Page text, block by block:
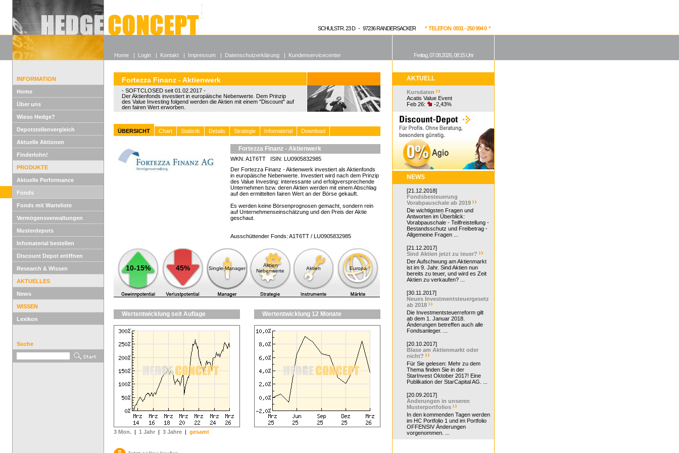
Alle offenen Fonds
Wieso Hedgefonds?
SCHULSTR. 23 D - 97236 RANDERSACKER * TELEFON 0931 - 250 994 0 *
INFORMATION
Home
Über uns
Wieso Hedge?
Depotstellenvergleich
Aktuelle Aktionen
Finderlohn!
PRODUKTE
Aktuelle Performance
Fonds
Fonds mit Warteliste
Vermögensverwaltungen
Musterdepots
Infomaterial bestellen
Discount Depot eröffnen
Research & Wissen
AKTUELLES
News
WISSEN
Lexikon
Suche
Fortezza Finanz - Aktienwerk
- SOFTCLOSED seit 01.02.2017 -
Der Aktienfonds investiert in europäische Nebenwerte. Dem Prinzip
des Value Investing folgend werden die Aktien mit einem "Discount" auf
den fairen Wert erworben.
ÜBERSICHT Chart Statistik Details Strategie Infomaterial Download
Fortezza Finanz - Aktienwerk
WKN: A1T6TT ISIN: LU0905832985
Der Fortezza Finanz - Aktienwerk investiert als Aktienfonds
in europäische Nebenwerte. Investiert wird nach dem Prinzip
des Value Investing: interessante und erfolgversprechende
Unternehmen bzw. deren Aktien werden mit einem Abschlag
auf den ermittelten fairen Wert an der Börse gekauft.
Es werden keine Börsenprognosen gemacht, sondern rein
auf Unternehmenseinschätzung und den Preis der Aktie
geschaut.
Ausschüttender Fonds: A1T6TT / LU0905832985
10-15% 45% Single-Manager
Aktien
Nebenwerte
Aktien Europa
Wertentwicklung seit Auflage
3 Mon. | 1 Jahr | 3 Jahre | gesamt
Wertentwicklung 12 Monate
AKTUELL
Kursdaten
Acatis Value Event
Feb 26:
-2,43%
NEWS
[21.12.2018]
Fondsbesteuerung
Vorabpauschale ab 2019
Die wichtigsten Fragen und
Antworten im Überblick:
Vorabpauschale - Teilfreistellung -
Bestandsschutz und Freibetrag -
Allgemeine Fragen ...
[21.12.2017]
Sind Aktien jetzt zu teuer?
Der Aufschwung am Aktienmarkt
ist im 9. Jahr. Sind Aktien nun
bereits zu teuer, und wird es Zeit
Aktien zu verkaufen? ...
[30.11.2017]
Neues Investmentsteuergesetz
ab 2018
Die Investmentsteuerreform gilt
ab dem 1. Januar 2018.
Änderungen betreffen auch alle
Fondsanleger. ...
[20.10.2017]
Blase am Aktienmarkt oder
nicht?
Für Sie gelesen: Mehr zu dem
Thema finden Sie in der
StarInvest Oktober 2017! Eine
Publikation der StarCapital AG. ...
[20.09.2017]
Änderungen in unseren
Musterportfolios
In den kommenden Tagen werden
im HC Portfolio 1 und im Portfolio
OFFENSIV Änderungen
vorgenommen. ...
Home | Login | Kontakt | Impressum | Datenschutzerklärung | Kundenservicecenter Freitag, 07.08.2026, 08:15 Uhr